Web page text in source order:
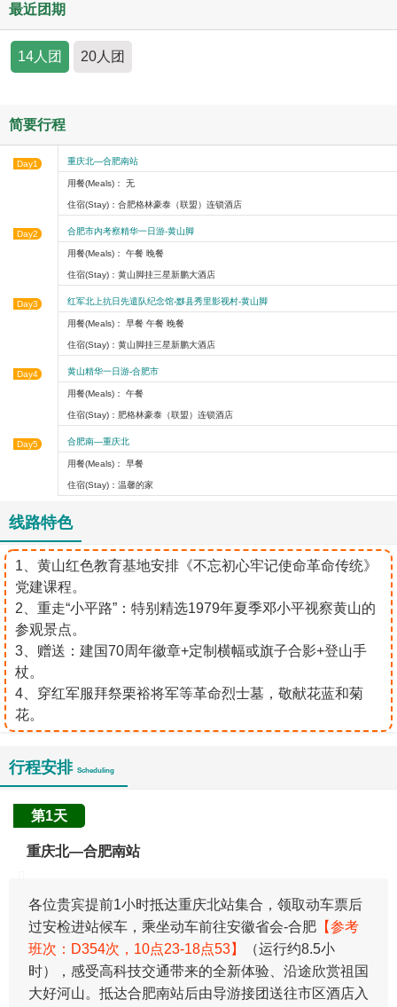
最近团期
14人团 20人团
简要行程
Day1 重庆北—合肥南站
用餐(Meals)： 无
住宿(Stay)：合肥格林豪泰（联盟）连锁酒店
Day2 合肥市内考察精华一日游-黄山脚
用餐(Meals)： 午餐 晚餐
住宿(Stay)：黄山脚挂三星新鹏大酒店
Day3 红军北上抗日先遣队纪念馆-黟县秀里影视村-黄山脚
用餐(Meals)： 早餐 午餐 晚餐
住宿(Stay)：黄山脚挂三星新鹏大酒店
Day4 黄山精华一日游-合肥市
用餐(Meals)： 午餐
住宿(Stay)：肥格林豪泰（联盟）连锁酒店
Day5 合肥南—重庆北
用餐(Meals)： 早餐
住宿(Stay)：温馨的家
线路特色
1、黄山红色教育基地安排《不忘初心牢记使命革命传统》
党建课程。
2、重走“小平路”：特别精选1979年夏季邓小平视察黄山的
参观景点。
3、赠送：建国70周年徽章+定制横幅或旗子合影+登山手
杖。
4、穿红军服拜祭栗裕将军等革命烈士墓，敬献花蓝和菊
花。
行程安排 Scheduling
第1天
重庆北—合肥南站
各位贵宾提前1小时抵达重庆北站集合，领取动车票后
过安检进站候车，乘坐动车前往安徽省会-合肥 【参考
班次：D354次，10点23-18点53】
（运行约8.5小
时），感受高科技交通带来的全新体验、沿途欣赏祖国
大好河山。抵达合肥南站后由导游接团送往市区酒店入